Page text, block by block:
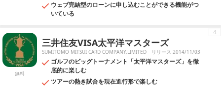
ウェブ完結型のローンに申し込むことができる機能がつ
いている
無料
三井住友VISA太平洋マスターズ
SUMITOMO MITSUI CARD COMPANY,LIMITED リリース 2014/11/03
ゴルフのビッグトーナメント「太平洋マスターズ」を徹
底的に楽しむ
ツアーの熱き試合を現在進行形で楽しむ
4